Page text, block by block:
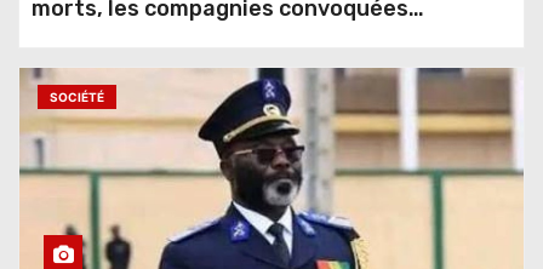
morts, les compagnies convoquées
SOCIÉTÉ